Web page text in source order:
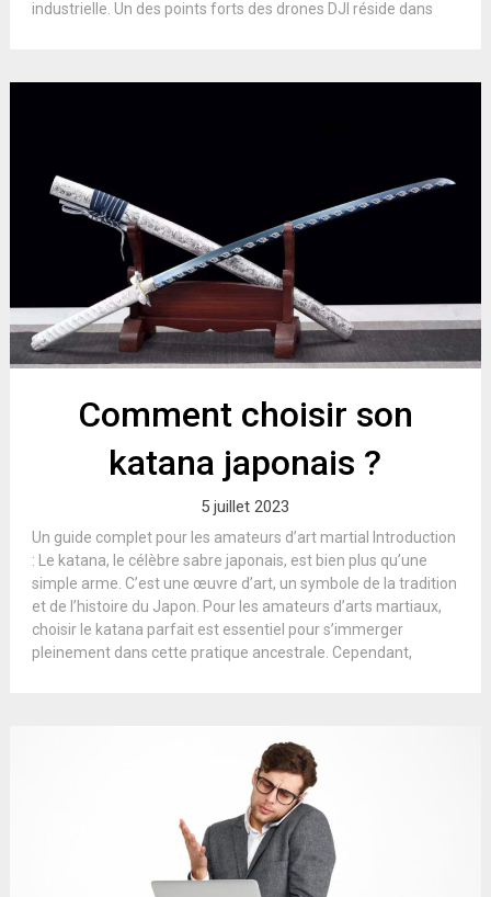
industrielle. Un des points forts des drones DJI réside dans
Comment choisir son
katana japonais ?
5 juillet 2023
Un guide complet pour les amateurs d’art martial Introduction
: Le katana, le célèbre sabre japonais, est bien plus qu’une
simple arme. C’est une œuvre d’art, un symbole de la tradition
et de l’histoire du Japon. Pour les amateurs d’arts martiaux,
choisir le katana parfait est essentiel pour s’immerger
pleinement dans cette pratique ancestrale. Cependant,